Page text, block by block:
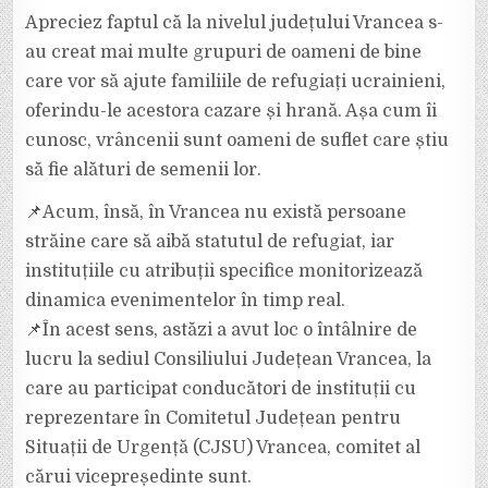
Apreciez faptul că la nivelul județului Vrancea s-
au creat mai multe grupuri de oameni de bine
care vor să ajute familiile de refugiați ucrainieni,
oferindu-le acestora cazare și hrană. Așa cum îi
cunosc, vrâncenii sunt oameni de suflet care știu
să fie alături de semenii lor.
📌Acum, însă, în Vrancea nu există persoane
străine care să aibă statutul de refugiat, iar
instituțiile cu atribuții specifice monitorizează
dinamica evenimentelor în timp real.
📌În acest sens, astăzi a avut loc o întâlnire de
lucru la sediul Consiliului Județean Vrancea, la
care au participat conducători de instituții cu
reprezentare în Comitetul Județean pentru
Situații de Urgență (CJSU) Vrancea, comitet al
cărui vicepreședinte sunt.